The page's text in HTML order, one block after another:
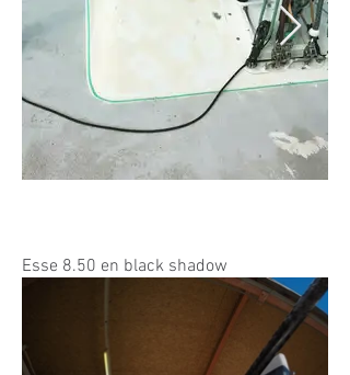
Esse 8.50 en black shadow